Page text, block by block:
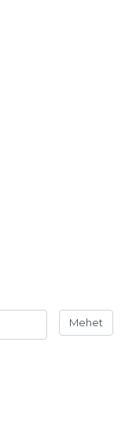
Mehet